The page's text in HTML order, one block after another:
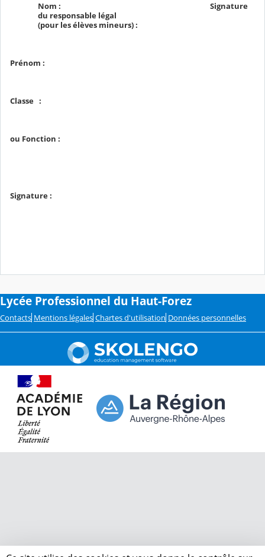
Nom : Signature
du responsable légal
(pour les élèves mineurs) :
Prénom :
Classe :
ou Fonction :
Signature :
Lycée Professionnel du Haut-Forez
Contacts Mentions légales Chartes d'utilisation Données personnelles